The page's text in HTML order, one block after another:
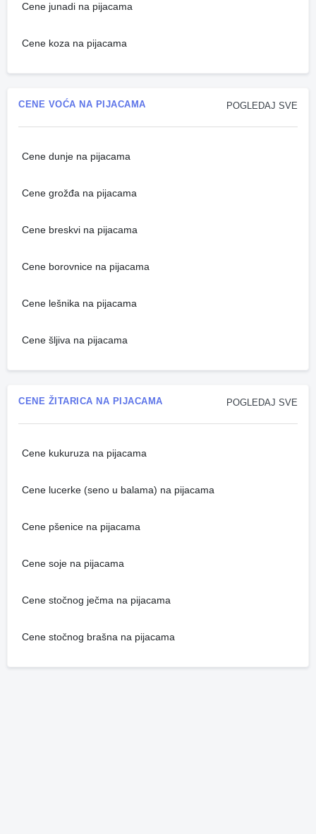
Cene junadi na pijacama
Cene koza na pijacama
POGLEDAJ SVE
CENE VOĆA NA PIJACAMA
Cene dunje na pijacama
Cene grožđa na pijacama
Cene breskvi na pijacama
Cene borovnice na pijacama
Cene lešnika na pijacama
Cene šljiva na pijacama
POGLEDAJ SVE
CENE ŽITARICA NA PIJACAMA
Cene kukuruza na pijacama
Cene lucerke (seno u balama) na pijacama
Cene pšenice na pijacama
Cene soje na pijacama
Cene stočnog ječma na pijacama
Cene stočnog brašna na pijacama